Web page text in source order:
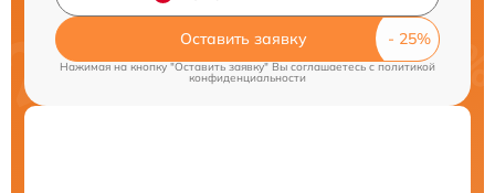
Оставить заявку
Нажимая на кнопку "Оставить заявку" Вы соглашаетесь cполитикой
конфиденциальности